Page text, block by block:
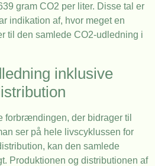
gram CO2 per liter. Disse tal er
indikation af, hvor meget en
til den samlede CO2-udledning i
inklusive
forbrændingen, der bidrager til
ser på hele livscyklussen for
kan den samlede
Produktionen og distributionen af